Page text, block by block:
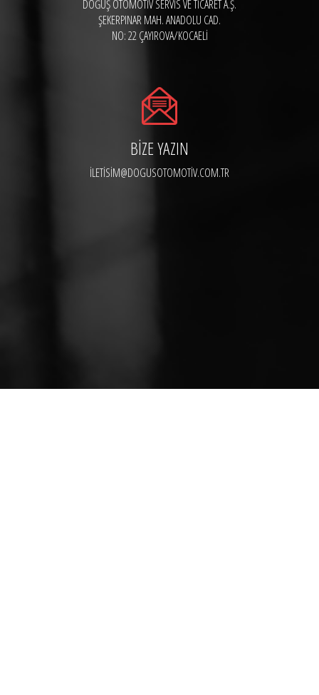
DOĞUŞ OTOMOTIV SERVIS VE TICARET A.Ş.
ŞEKERPINAR MAH. ANADOLU CAD.
NO: 22 ÇAYIROVA/KOCAELİ
BIZE YAZIN
ILETISIM@DOGUSOTOMOTIV.COM.TR